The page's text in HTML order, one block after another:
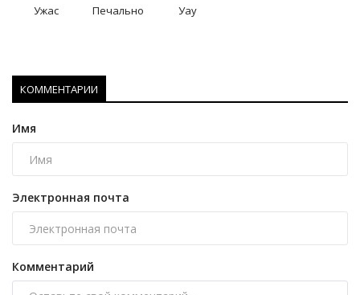
Ужас Печально Уау
КОММЕНТАРИИ
Имя
Электронная почта
Комментарий